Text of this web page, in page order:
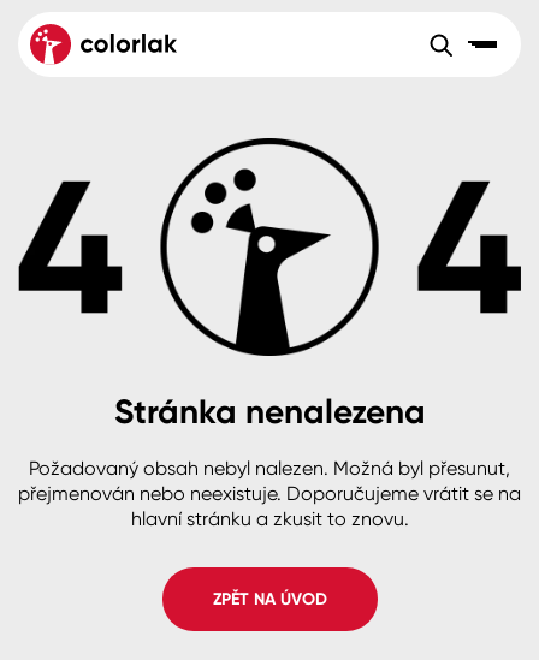
Velkoobchod Sortiment
Aktuality
Reference
O společnosti
B2B +420 800 145 555Po – Pá: 8:00–15:00
Česko
Slovensko Polsko Worldwide
Dřevo
Beton, asfalt, minerální podklady
Plast, sklo, keramika
Stěny
Fasády
Spreje
Colorlak Dekor
Colorlak Profi
Colorlak Pta
Stránka nenalezena
Požadovaný obsah nebyl nalezen. Možná byl přesunut,
přejmenován nebo neexistuje. Doporučujeme vrátit se na
hlavní stránku a zkusit to znovu.
ZPĚT NA ÚVOD